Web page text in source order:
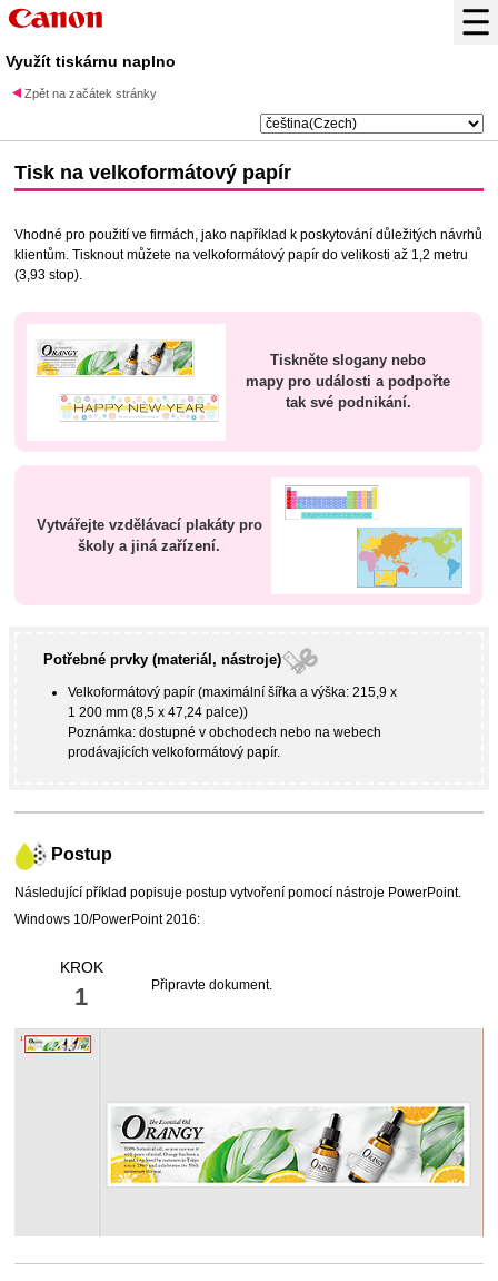
Využít tiskárnu naplno
Zpět na začátek stránky
Tisk na velkoformátový papír
Vhodné pro použití ve firmách, jako například k poskytování důležitých návrhů
klientům. Tisknout můžete na velkoformátový papír do velikosti až 1,2 metru
(3,93 stop).
Tiskněte slogany nebo
mapy pro události a podpořte
tak své podnikání.
Vytvářejte vzdělávací plakáty pro
školy a jiná zařízení.
Potřebné prvky (materiál, nástroje)
Velkoformátový papír (maximální šířka a výška: 215,9 x
1 200 mm (8,5 x 47,24 palce))
Poznámka: dostupné v obchodech nebo na webech
prodávajících velkoformátový papír.
Postup
Následující příklad popisuje postup vytvoření pomocí nástroje PowerPoint.
Windows 10/PowerPoint2016:
KROK
1 Připravte dokument.